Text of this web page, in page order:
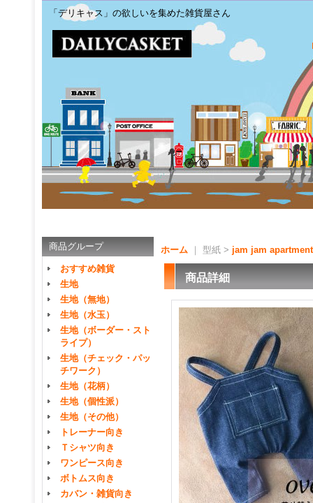
「デリキャス」の欲しいを集めた雑貨屋さん
商品グループ
おすすめ雑貨
生地
生地（無地）
生地（水玉）
生地（ボーダー・スト
ライプ）
生地（チェック・パッ
チワーク）
生地（花柄）
生地（個性派）
生地（その他）
トレーナー向き
Ｔシャツ向き
ワンピース向き
ボトムス向き
カバン・雑貨向き
ホーム ｜ 型紙 > jam jam apartment
商品詳細